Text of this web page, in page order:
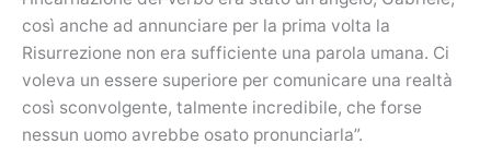
così anche ad annunciare per la prima volta la
Risurrezione non era sufficiente una parola umana. Ci
voleva un essere superiore per comunicare una realtà
così sconvolgente, talmente incredibile, che forse
nessun uomo avrebbe osato pronunciarla”.